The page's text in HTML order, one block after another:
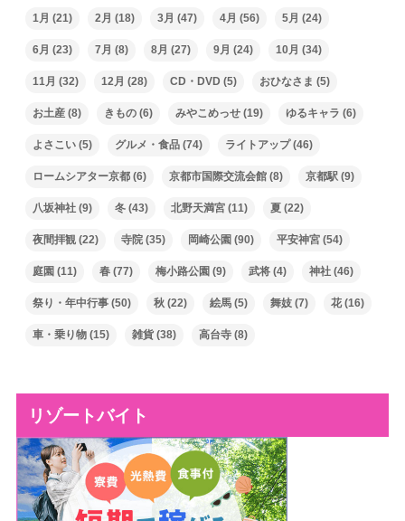
1月 (21) 2月 (18) 3月 (47) 4月 (56) 5月 (24)
6月 (23) 7月 (8) 8月 (27) 9月 (24) 10月 (34)
11月 (32) 12月 (28) CD・DVD (5) おひなさま (5)
お土産(8) きもの(6) みやこめっせ(19) ゆるキャラ (6)
よさこい(5) グルメ・食品(74) ライトアップ(46)
ロームシアター京都(6) 京都市国際交流会館(8) 京都駅(9)
八坂神社(9) 冬(43) 北野天満宮(11) 夏 (22)
夜間拝観(22) 寺院(35) 岡崎公園 (90) 平安神宮(54)
庭園 (11) 春(77) 梅小路公園 (9) 武将(4) 神社(46)
祭り・年中行事(50) 秋(22) 絵馬(5) 舞妓(7) 花(16)
車・乗り物(15) 雑貨(38) 高台寺(8)
リゾートバイト